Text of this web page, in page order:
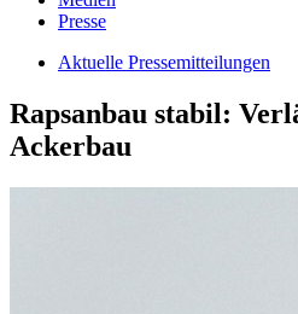
Presse
Aktuelle Pressemitteilungen
Rapsanbau stabil:
Ackerbau